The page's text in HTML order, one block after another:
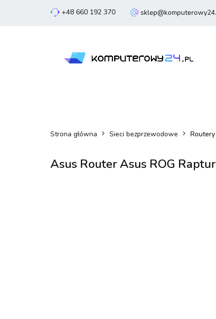
+48 660 192 370 Laptopy
Smartfony
Strona główna Sieci bezprzewodowe
Asus Router Asus ROG